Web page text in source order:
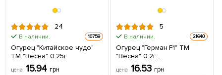
24
В наличии. 10759
Огурец "Китайское чудо"
ТМ "Весна" 0.25г
цена 15.94 грн
5
В наличии. 21640
Огурец "Герман F1" ТМ
"Весна" 0.2г
(самоопыляемый)
цена 16.53 грн